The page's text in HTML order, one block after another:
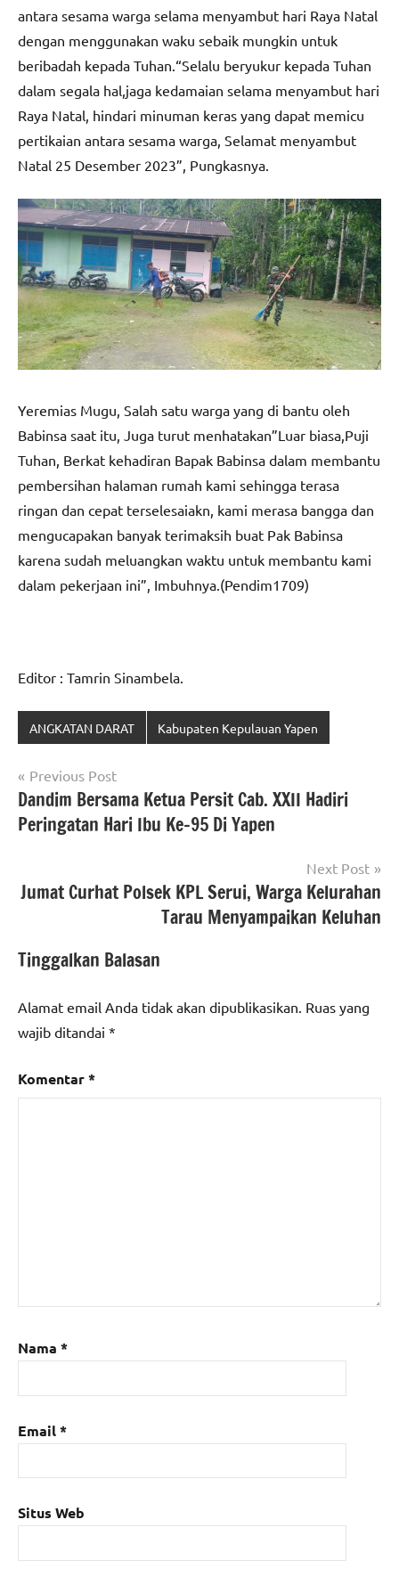
antara sesama warga selama menyambut hari Raya Natal
dengan menggunakan waku sebaik mungkin untuk
beribadah kepada Tuhan.“Selalu beryukur kepada Tuhan
dalam segala hal,jaga kedamaian selama menyambut hari
Raya Natal, hindari minuman keras yang dapat memicu
pertikaian antara sesama warga, Selamat menyambut
Natal 25 Desember 2023”, Pungkasnya.
Yeremias Mugu, Salah satu warga yang di bantu oleh
Babinsa saat itu, Juga turut menhatakan”Luar biasa,Puji
Tuhan, Berkat kehadiran Bapak Babinsa dalam membantu
pembersihan halaman rumah kami sehingga terasa
ringan dan cepat terselesaiakn, kami merasa bangga dan
mengucapakan banyak terimaksih buat Pak Babinsa
karena sudah meluangkan waktu untuk membantu kami
dalam pekerjaan ini”, Imbuhnya.(Pendim1709)
Editor : Tamrin Sinambela.
ANGKATAN DARAT Kabupaten Kepulauan Yapen
Navigasi
pos
Previous Post
Dandim Bersama Ketua Persit Cab. XXII Hadiri
Peringatan Hari Ibu Ke-95 Di Yapen
Next Post
Jumat Curhat Polsek KPL Serui, Warga Kelurahan
Tarau Menyampaikan Keluhan
Tinggalkan Balasan
Alamat email Anda tidak akan dipublikasikan. Ruas yang
wajib ditandai *
Komentar*
Nama *
Email*
Situs Web